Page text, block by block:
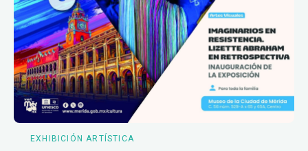
EXHIBICIÓN ARTÍSTICA